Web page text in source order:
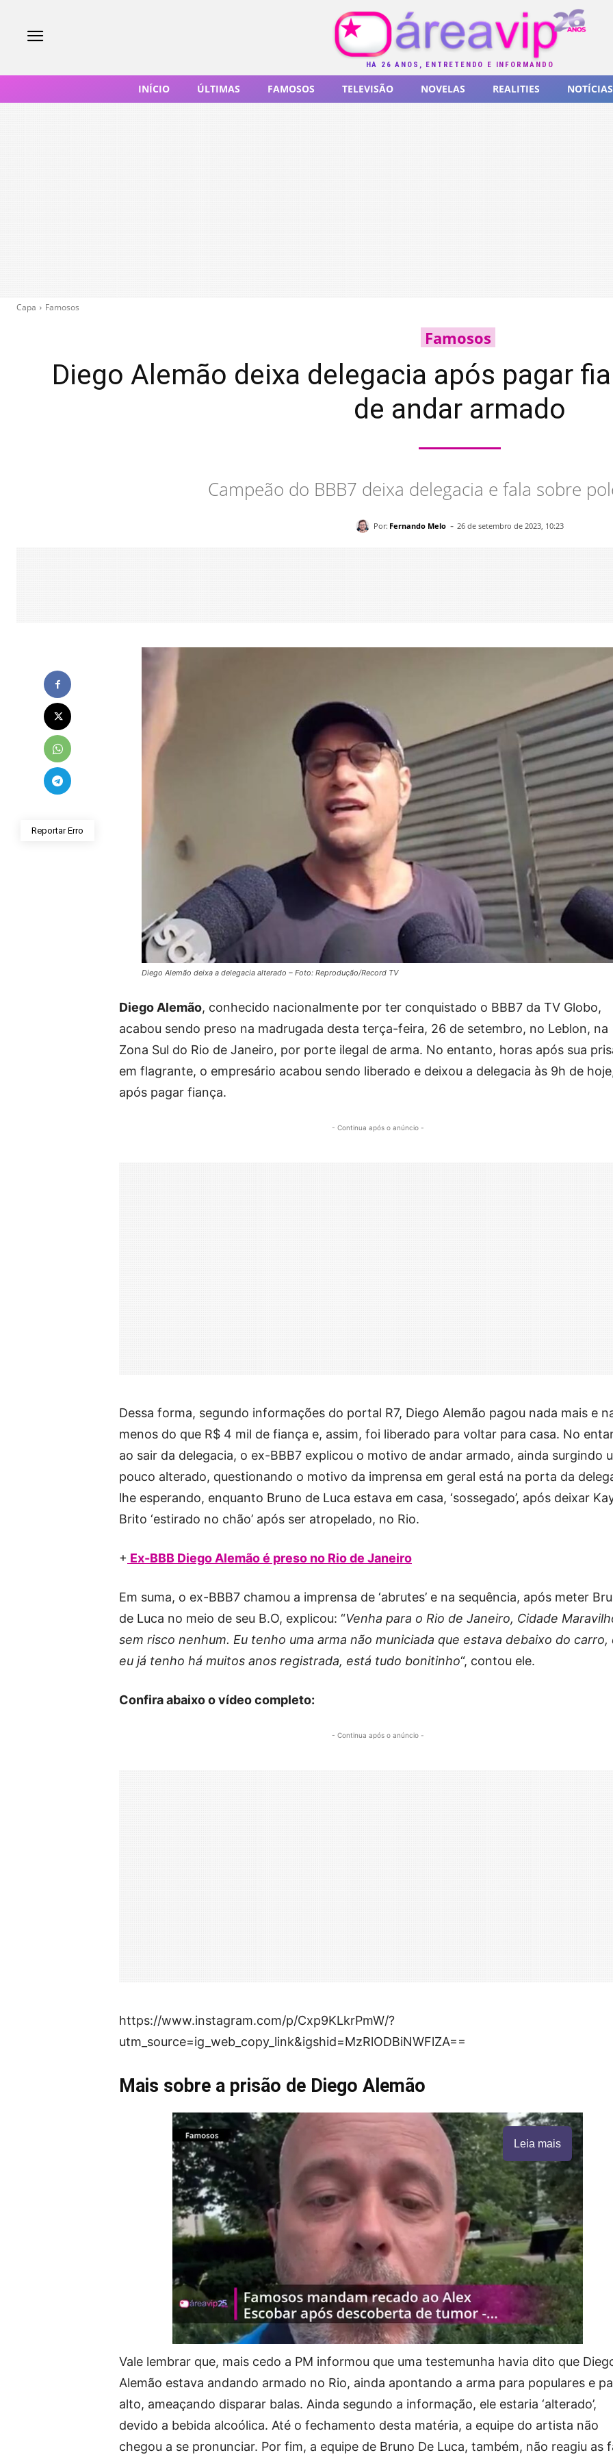
HÁ 26 ANOS, ENTRETENDO E INFORMANDO
INÍCIO ÚLTIMAS FAMOSOS TELEVISÃO NOVELAS REALITIES NOTÍCIAS
Capa Famosos
Famosos
Diego Alemão deixa delegacia após pagar
de andar armado
Campeão do BBB7 deixa delegacia e fala sobre
Por: Fernando Melo - 26 de setembro de 2023, 10:23
Reportar Erro
Diego Alemão deixa a delegacia alterado – Foto: Reprodução/Record TV
Diego Alemão, conhecido nacionalmente por ter conquistado o BBB7 da TV Globo,
acabou sendo preso na madrugada desta terça-feira, 26 de setembro, no Leblon, na
Zona Sul do Rio de Janeiro, por porte ilegal de arma. No entanto, horas após sua
em flagrante, o empresário acabou sendo liberado e deixou a delegacia às 9h de
após pagar fiança.
- Continua após o anúncio -
Dessa forma, segundo informações do portal R7, Diego Alemão pagou nada mais e
menos do que R$ 4 mil de fiança e, assim, foi liberado para voltar para casa. No
ao sair da delegacia, o ex-BBB7 explicou o motivo de andar armado, ainda surgindo
pouco alterado, questionando o motivo da imprensa em geral está na porta da
lhe esperando, enquanto Bruno de Luca estava em casa, ‘sossegado’, após deixar
Brito ‘estirado no chão’ após ser atropelado, no Rio.
+ Ex-BBB Diego Alemão é preso no Rio de Janeiro
Em suma, o ex-BBB7 chamou a imprensa de ‘abrutes’ e na sequência, após meter
de Luca no meio de seu B.O, explicou: “Venha para o Rio de Janeiro, Cidade
sem risco nenhum. Eu tenho uma arma não municiada que estava debaixo do carro,
eu já tenho há muitos anos registrada, está tudo bonitinho“, contou ele.
Confira abaixo o vídeo completo:
- Continua após o anúncio -
https://www.instagram.com/p/Cxp9KLkrPmW/?
utm_source=ig_web_copy_link&igshid=MzRlODBiNWFlZA==
Mais sobre a prisão de Diego Alemão
Leia mais
Vale lembrar que, mais cedo a PM informou que uma testemunha havia dito que
Alemão estava andando armado no Rio, ainda apontando a arma para populares e
alto, ameaçando disparar balas. Ainda segundo a informação, ele estaria ‘alterado’,
devido a bebida alcoólica. Até o fechamento desta matéria, a equipe do artista não
chegou a se pronunciar. Por fim, a equipe de Bruno De Luca, também, não reagiu as